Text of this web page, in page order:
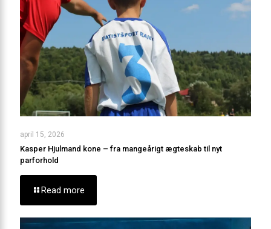
april 15, 2026
Kasper Hjulmand kone – fra mangeårigt ægteskab til nyt
parforhold
Read more